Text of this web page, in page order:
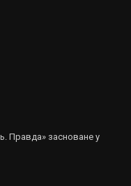
Правда» засноване у